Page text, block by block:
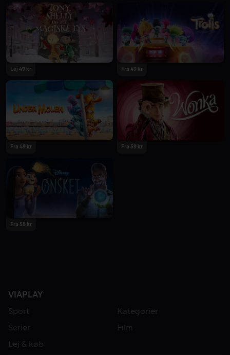
2023
2023
Lej 49 kr Fra 49 kr
2023
Fra 49 kr Fra 59 kr
Fra 55 kr
VIAPLAY
Sport
Kategorier
Serier
Film
Lej & køb